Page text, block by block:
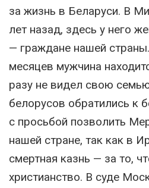
за жизнь в Беларуси. В
лет назад, здесь у него
— граждане нашей
месяцев мужчина
разу не видел свою
белорусов обратились к
с просьбой позволить
нашей стране, так как в
смертная казнь — за то,
христианство. В суде